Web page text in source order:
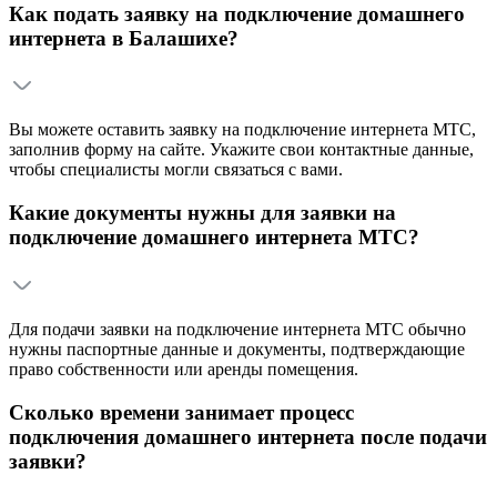
Как подать заявку на подключение домашнего
интернета в Балашихе?
Вы можете оставить заявку на подключение интернета МТС,
заполнив форму на сайте. Укажите свои контактные данные,
чтобы специалисты могли связаться с вами.
Какие документы нужны для заявки на
подключение домашнего интернета МТС?
Для подачи заявки на подключение интернета МТС обычно
нужны паспортные данные и документы, подтверждающие
право собственности или аренды помещения.
Сколько времени занимает процесс
подключения домашнего интернета после подачи
заявки?